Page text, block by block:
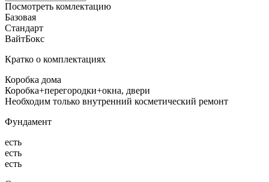
Посмотреть комлектацию
Базовая
Стандарт
ВайтБокс
Кратко о комплектациях
Коробка дома
Коробка+перегородки+окна, двери
Необходим только внутренний косметический ремонт
Фундамент
есть
есть
есть